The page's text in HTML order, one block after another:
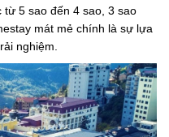
từ 5 sao đến 4 sao, 3 sao
mát mẻ chính là sự lựa
nghiệm.